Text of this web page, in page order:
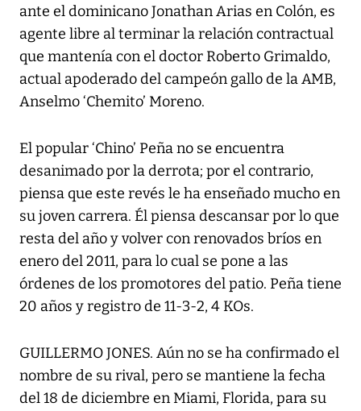
ante el dominicano Jonathan Arias en Colón, es
agente libre al terminar la relación contractual
que mantenía con el doctor Roberto Grimaldo,
actual apoderado del campeón gallo de la AMB,
Anselmo ‘Chemito’ Moreno.
El popular ‘Chino’ Peña no se encuentra
desanimado por la derrota; por el contrario,
piensa que este revés le ha enseñado mucho en
su joven carrera. Él piensa descansar por lo que
resta del año y volver con renovados bríos en
enero del 2011, para lo cual se pone a las
órdenes de los promotores del patio. Peña tiene
20 años y registro de 11-3-2, 4 KOs.
GUILLERMO JONES. Aún no se ha confirmado el
nombre de su rival, pero se mantiene la fecha
del 18 de diciembre en Miami, Florida, para su